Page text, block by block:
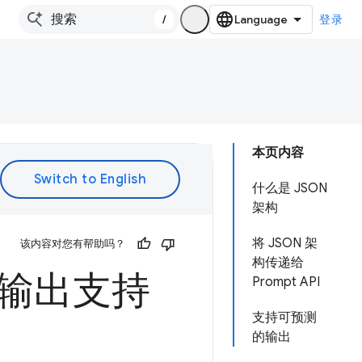
/ 登录
本页内容
什么是 JSON
架构
将 JSON 架
构传递给
Prompt API
支持可预测
的输出
该内容对您有帮助吗？
出支持